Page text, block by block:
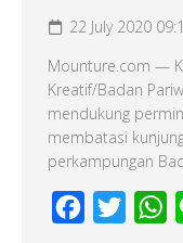
22 July 2020
Mounture.com —
Kreatif/Badan
mendukung
membatasi
perkampungan
Facebook
Twitter